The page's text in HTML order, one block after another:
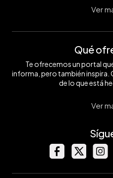
Ver
Qué
Te ofrecemos un portal
informa, pero también inspira.
de lo que está
Ver